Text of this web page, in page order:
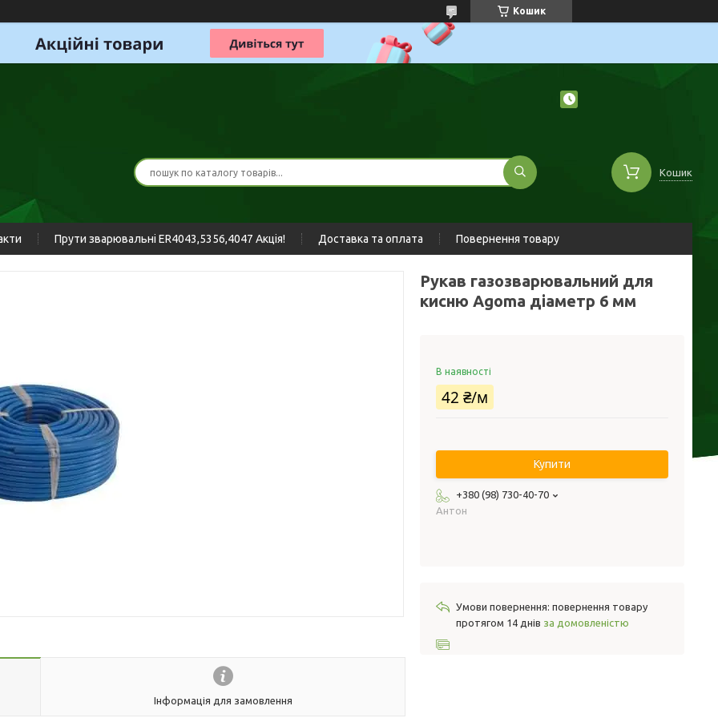
Кошик
Кошик
Прути зварювальні ER4043,5356,4047 Акція! Доставка та оплата Повернення товару
Інформація для замовлення
Рукав газозварювальний для
кисню Agoma діаметр 6 мм
В наявності
42 ₴/м
Купити
+380 (98) 730-40-70
Антон
повернення товару
протягом 14 днів за домовленістю